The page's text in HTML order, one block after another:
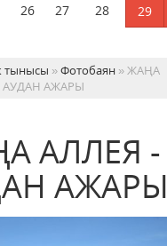
26 27 28 29
тынысы »Фотобаян » ЖАҢА
АУДАН АЖАРЫ
АЛЛЕЯ -
АЖАРЫ